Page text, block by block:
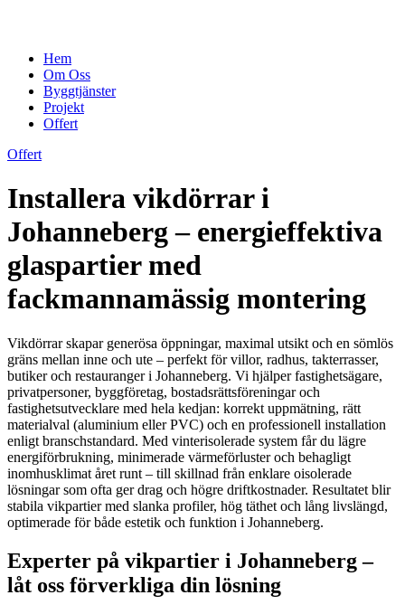
Hem
Om Oss
Byggtjänster
Projekt
Offert
Offert
Installera vikdörrar i
Johanneberg – energieffektiva
glaspartier med
fackmannamässig montering
Vikdörrar skapar generösa öppningar, maximal utsikt och en sömlös
gräns mellan inne och ute – perfekt för villor, radhus, takterrasser,
butiker och restauranger i Johanneberg. Vi hjälper fastighetsägare,
privatpersoner, byggföretag, bostadsrättsföreningar och
fastighetsutvecklare med hela kedjan: korrekt uppmätning, rätt
materialval (aluminium eller PVC) och en professionell installation
enligt branschstandard. Med vinterisolerade system får du lägre
energiförbrukning, minimerade värmeförluster och behagligt
inomhusklimat året runt – till skillnad från enklare oisolerade
lösningar som ofta ger drag och högre driftkostnader. Resultatet blir
stabila vikpartier med slanka profiler, hög täthet och lång livslängd,
optimerade för både estetik och funktion i Johanneberg.
Experter på vikpartier i Johanneberg –
låt oss förverkliga din lösning